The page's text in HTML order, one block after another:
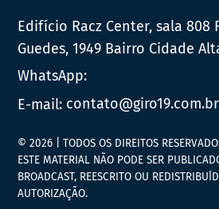
Edifício Racz Center, sala 808
Guedes, 1949 Bairro Cidade
WhatsApp:
E-mail: contato@giro19.com.br
© 2026 | TODOS OS DIREITOS
ESTE MATERIAL NÃO PODE SER
BROADCAST, REESCRITO OU
AUTORIZAÇÃO.